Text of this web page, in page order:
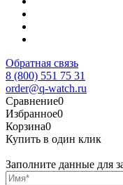
Обратная связь
8 (800) 551 75 31
order@q-watch.ru
Сравнение0
Избранное0
Корзина0
Купить в один клик
Заполните данные для